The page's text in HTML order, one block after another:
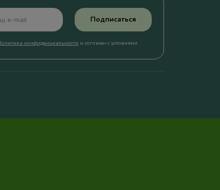
Подписаться
конфиденциальности и согласен с условиями